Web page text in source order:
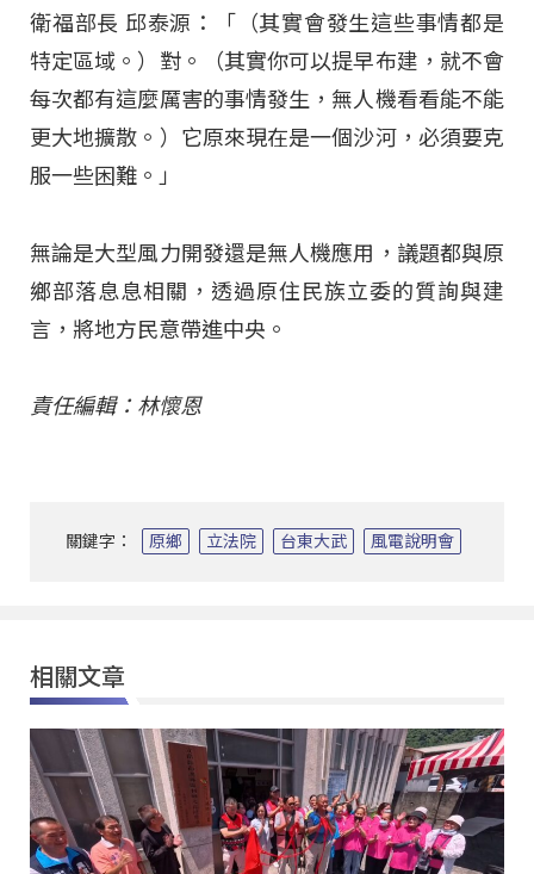
衛福部長 邱泰源：「（其實會發生這些事情都是
特定區域。）對。（其實你可以提早布建，就不會
每次都有這麼厲害的事情發生，無人機看看能不能
更大地擴散。）它原來現在是一個沙河，必須要克
服一些困難。」
無論是大型風力開發還是無人機應用，議題都與原
鄉部落息息相關，透過原住民族立委的質詢與建
言，將地方民意帶進中央。
責任編輯：林懷恩
關鍵字： 原鄉 立法院 台東大武 風電說明會
相關文章